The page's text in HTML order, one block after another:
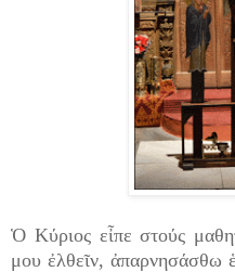
Ὁ Κύριος εἶπε στούς
μου ἐλθεῖν, ἀπαρνησάσθω